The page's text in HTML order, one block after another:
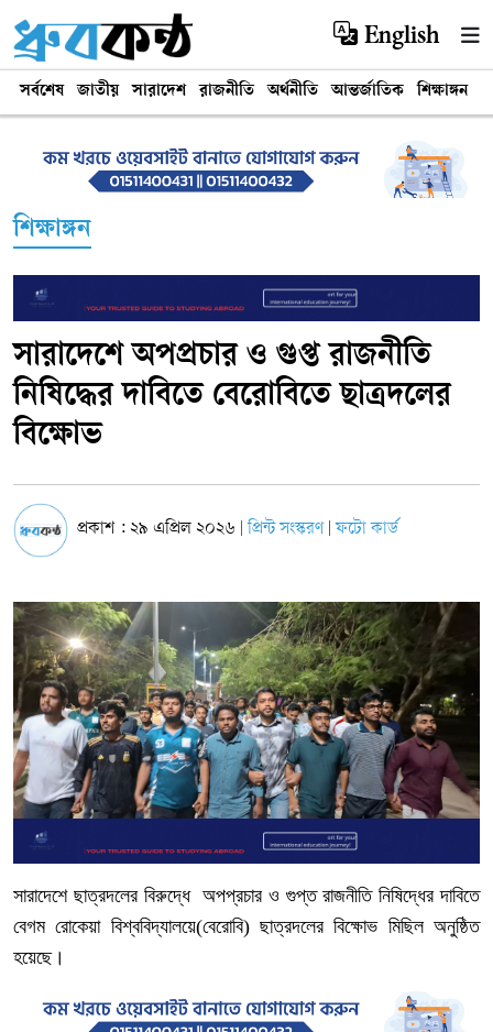
English
সর্বশেষ জাতীয় সারাদেশ রাজনীতি অর্থনীতি আন্তর্জাতিক শিক্ষাঙ্গন
শিক্ষাঙ্গন
সারাদেশে অপপ্রচার ও গুপ্ত রাজনীতি
নিষিদ্ধের দাবিতে বেরোবিতে ছাত্রদলের
বিক্ষোভ
প্রকাশ : ২৯ এপ্রিল ২০২৬ প্রিন্ট সংস্করণ ফটো কার্ড
সারাদেশে ছাত্রদলের বিরুদ্ধে অপপ্রচার ও গুপ্ত রাজনীতি নিষিদ্ধের দাবিতে
বেগম রোকেয়া বিশ্ববিদ্যালয়ে(বেরোবি) ছাত্রদলের বিক্ষোভ মিছিল অনুষ্ঠিত
হয়েছে।